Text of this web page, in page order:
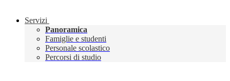
Servizi
Panoramica
Famiglie e studenti
Personale scolastico
Percorsi di studio